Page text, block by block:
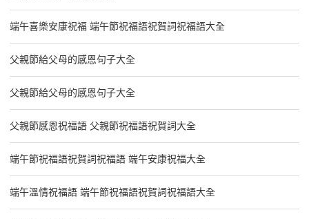
端午喜樂安康祝福 端午節祝福語祝賀詞祝福語大全
父親節給父母的感恩句子大全
父親節給父母的感恩句子大全
父親節感恩祝福語 父親節祝福語祝賀詞大全
端午節祝福語祝賀詞祝福語 端午安康祝福大全
端午溫情祝福語 端午節祝福語祝賀詞祝福語大全